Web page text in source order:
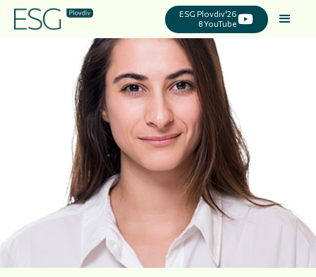
ESG Plovdiv'26
в YouTube